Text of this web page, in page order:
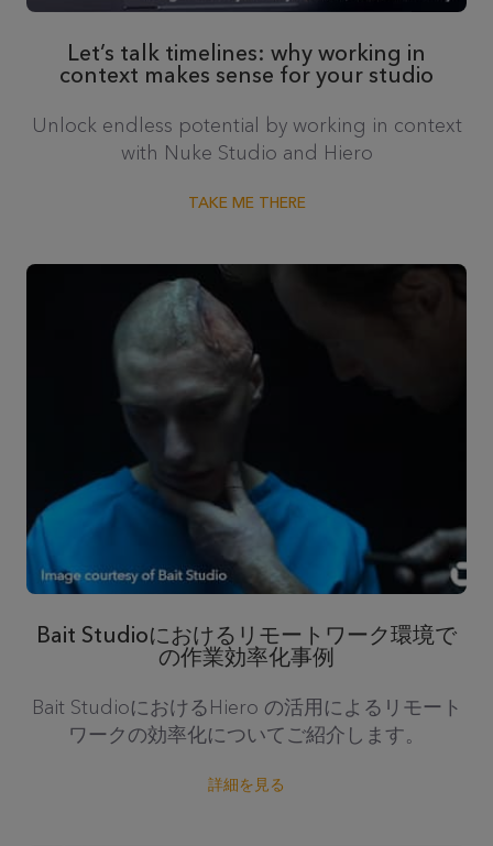
Let’s talk timelines: why working in
context makes sense for your studio
Unlock endless potential by working in context
with Nuke Studio and Hiero
TAKE ME THERE
Bait Studioにおけるリモートワーク環境で
の作業効率化事例
Bait StudioにおけるHiero の活用によるリモート
ワークの効率化についてご紹介します。
詳細を見る